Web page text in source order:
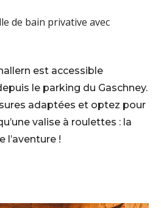
de bain privative avec
est accessible
le parking du Gaschney.
adaptées et optez pour
valise à roulettes : la
l’aventure !